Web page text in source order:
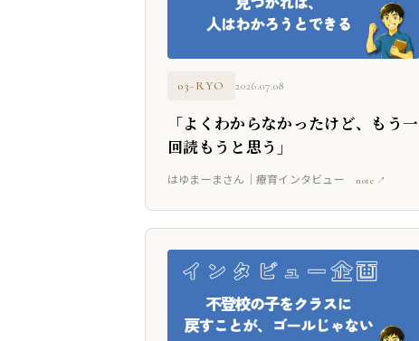
03-RYO 2026.07.08
「よくわからなかったけど、もう一
回読もうと思う」
はゆまーまさん｜療育インタビューnote ↗